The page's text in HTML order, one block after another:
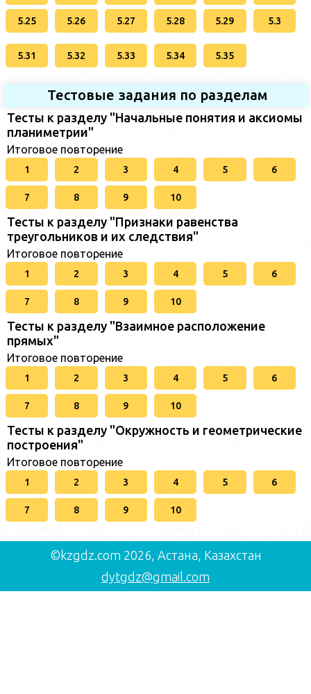
5.25 5.26 5.27 5.28 5.29 5.3
5.31 5.32 5.33 5.34 5.35
Тестовые задания по разделам
Тесты к разделу "Начальные понятия и аксиомы
планиметрии"
Итоговое повторение
1 2 3 4 5 6
7 8 9 10
Тесты к разделу "Признаки равенства
треугольников и их следствия"
Итоговое повторение
1 2 3 4 5 6
7 8 9 10
Тесты к разделу "Взаимное расположение
прямых"
Итоговое повторение
1 2 3 4 5 6
7 8 9 10
Тесты к разделу "Окружность и геометрические
построения"
Итоговое повторение
1 2 3 4 5 6
7 8 9 10
©kzgdz.com 2026, Астана, Казахстан
dytgdz@gmail.com